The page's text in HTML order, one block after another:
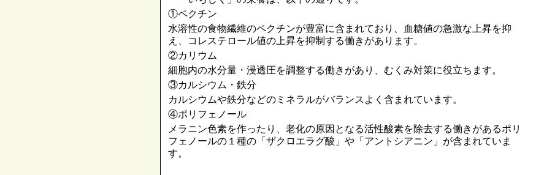
①ペクチン
水溶性の食物繊維のペクチンが豊富に含まれており、血糖値の急激な上昇を抑
え、コレステロール値の上昇を抑制する働きがあります。
②カリウム
細胞内の水分量・浸透圧を調整する働きがあり、むくみ対策に役立ちます。
③カルシウム・鉄分
カルシウムや鉄分などのミネラルがバランスよく含まれています。
④ポリフェノール
メラニン色素を作ったり、老化の原因となる活性酸素を除去する働きがあるポリ
フェノールの１種の「ザクロエラグ酸」や「アントシアニン」が含まれていま
す。